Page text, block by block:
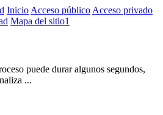
Inicio Acceso público Acceso privado
Mapa del sitio1
puede durar algunos segundos,
...